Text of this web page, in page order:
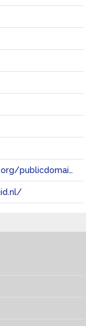
https://creativecommons.org/publicdomain/zero/1.0/